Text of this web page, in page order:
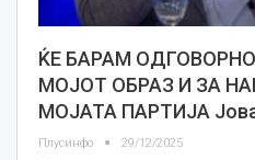
ЌЕ БАРАМ
МОЈОТ ОБРАЗ И ЗА
МОЈАТА ПАРТИЈА
Плусинфо 29/12/2025